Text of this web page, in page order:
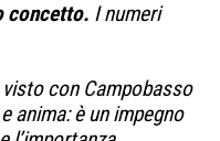
concetto. I numeri
con Campobasso
anima: è un impegno